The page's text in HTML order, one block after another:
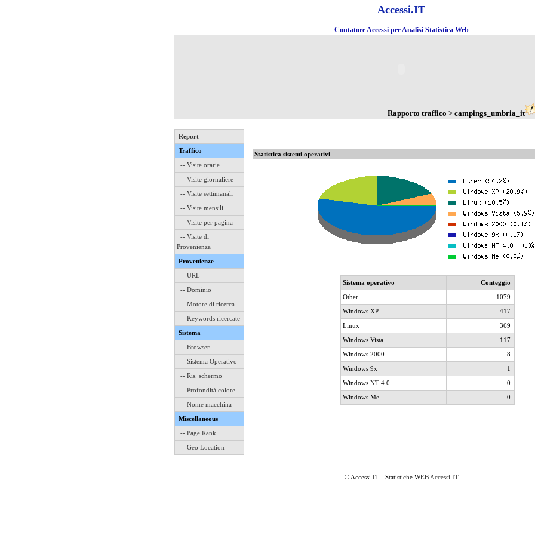
Accessi.IT
Contatore Accessi per Analisi Statistica Web
Rapporto traffico > campings_umbria_it
Report
Traffico
-- Visite orarie
-- Visite giornaliere
-- Visite settimanali
-- Visite mensili
-- Visite per pagina
-- Visite di
Provenienza
Provenienze
-- URL
-- Dominio
-- Motore di ricerca
-- Keywords ricercate
Sistema
-- Browser
-- Sistema Operativo
-- Ris. schermo
-- Profondità colore
-- Nome macchina
Miscellaneous
-- Page Rank
-- Geo Location
Statistica sistemi operativi
Sistema operativo
Conteggio
Other
1079
Windows XP
417
Linux
369
Windows Vista
117
Windows 2000
8
Windows 9x
1
Windows NT 4.0
0
Windows Me
0
© Accessi.IT - Statistiche WEB Accessi.IT